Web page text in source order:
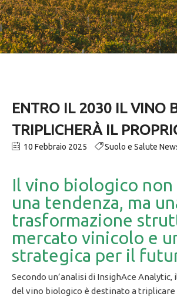
ENTRO IL 2030 IL VINO
TRIPLICHERÀ IL
10 Febbraio 2025 Suolo e Salute
Il vino biologico non
una tendenza, ma
trasformazione
mercato vinicolo e
strategica per il
Secondo un’analisi di InsighAce
del vino biologico è destinato a triplicare